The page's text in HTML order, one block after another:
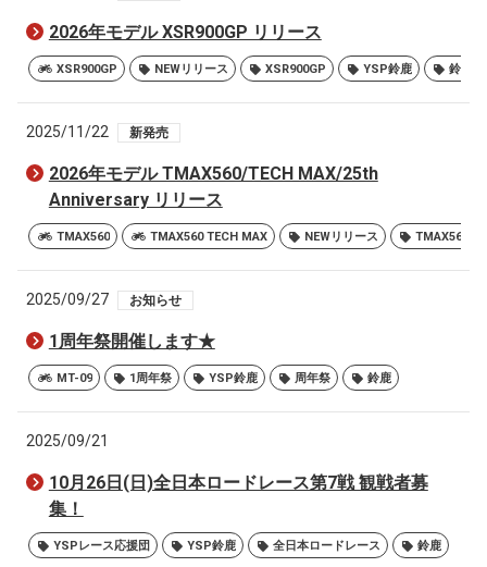
2026年モデル XSR900GP リリース
XSR900GP NEWリリース XSR900GP YSP鈴鹿 鈴鹿
2025/11/22 新発売
2026年モデル TMAX560/TECH MAX/25th
Anniversary リリース
TMAX560 TMAX560 TECH MAX NEWリリース TMAX560
2025/09/27 お知らせ
1周年祭開催します★
MT-09 1周年祭 YSP鈴鹿 周年祭 鈴鹿
2025/09/21
10月26日(日)全日本ロードレース第7戦 観戦者募
集！
YSPレース応援団 YSP鈴鹿 全日本ロードレース 鈴鹿